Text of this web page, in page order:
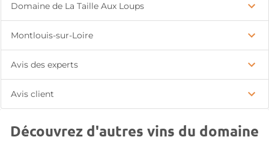
Domaine de La Taille Aux Loups
Montlouis-sur-Loire
Avis des experts
Avis client
Découvrez d'autres vins du domaine